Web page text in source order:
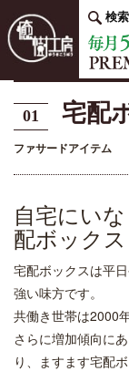
検索
01 宅配
ファサードアイテム
自宅にい
配ボックス
宅配ボックスは平
強い味方です。
共働き世帯は2000
さらに増加傾向に
り、ますます宅配